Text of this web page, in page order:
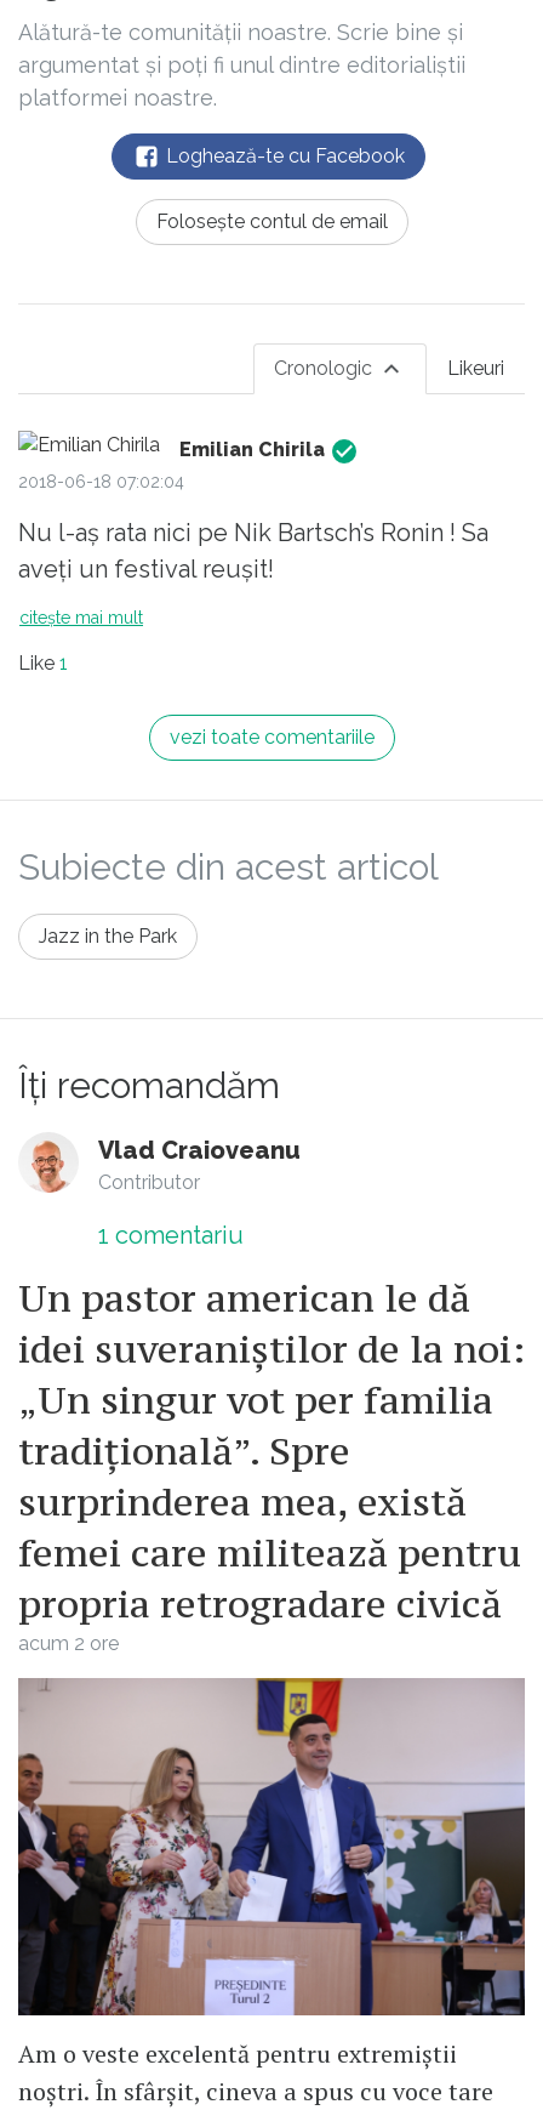
Alătură-te comunității noastre. Scrie bine și
argumentat și poți fi unul dintre editorialiștii
platformei noastre.
Loghează-te cu Facebook
Folosește contul de email
Likeuri
Cronologic
Emilian Chirila
2018-06-18 07:02:04
Nu l-aș rata nici pe Nik Bartsch’s Ronin ! Sa
aveți un festival reușit!
citește mai mult
Like 1
vezi toate comentariile
Subiecte din acest articol
Jazz in the Park
Îți recomandăm
Vlad Craioveanu
Contributor
1 comentariu
Un pastor american le dă
idei suveraniștilor de la noi:
„Un singur vot per familia
tradițională”. Spre
surprinderea mea, există
femei care militează pentru
propria retrogradare civică
acum 2 ore
Am o veste excelentă pentru extremiștii
noștri. În sfârșit, cineva a spus cu voce tare